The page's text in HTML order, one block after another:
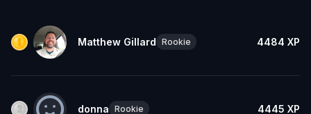
Matthew Gillard Rookie 4484 XP
donna Rookie 4445 XP